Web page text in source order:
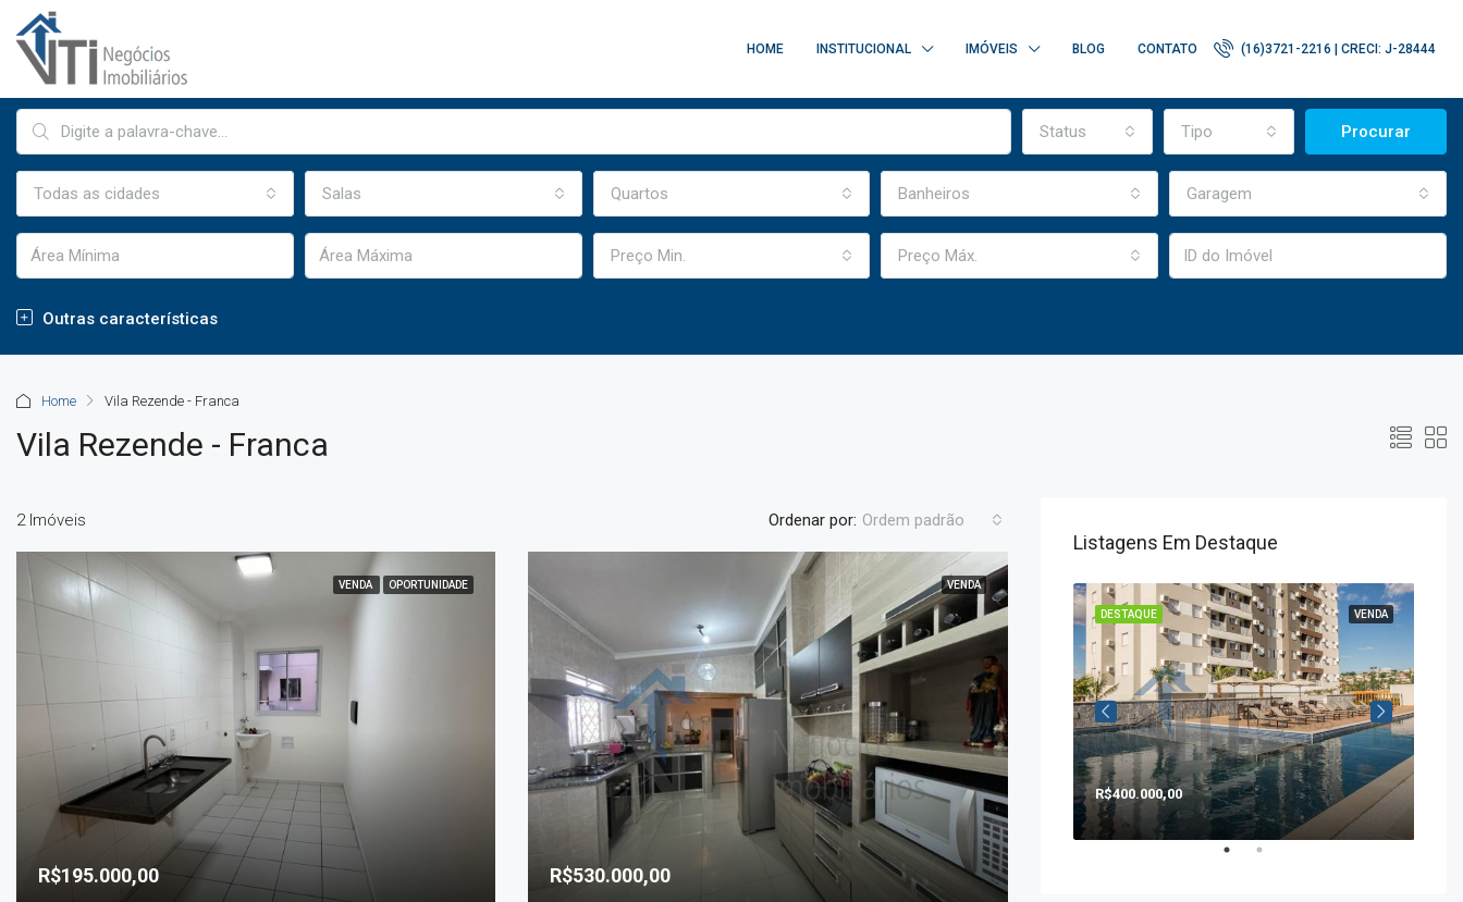
HOME INSTITUCIONAL IMÓVEIS BLOG CONTATO (16)3721-2216 | CRECI: J-28444
Status Tipo Procurar
Todas as cidades Salas Quartos Banheiros Garagem
Preço Min. Preço Máx.
Outras características
Home Vila Rezende - Franca
Vila Rezende - Franca
2 Imóveis Ordenar por: Ordem padrão
VENDA OPORTUNIDADE
R$195.000,00
VENDA
R$530.000,00
Listagens Em Destaque
DESTAQUE
R$1.800.000,00
VENDA
DESTAQUE
R$400.000,00